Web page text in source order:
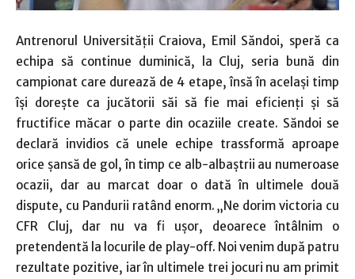
Antrenorul Universităţii Craiova, Emil Săndoi, speră ca
echipa să continue duminică, la Cluj, seria bună din
campionat care durează de 4 etape, însă în acelaşi timp
îşi doreşte ca jucătorii săi să fie mai eficienţi şi să
fructifice măcar o parte din ocaziile create. Săndoi se
declară invidios că unele echipe trassformă aproape
orice şansă de gol, în timp ce alb-albaştrii au numeroase
ocazii, dar au marcat doar o dată în ultimele două
dispute, cu Pandurii ratând enorm. „Ne dorim victoria cu
CFR Cluj, dar nu va fi ușor, deoarece întâlnim o
pretendentă la locurile de play-off. Noi venim după patru
rezultate pozitive, iar în ultimele trei jocuri nu am primit